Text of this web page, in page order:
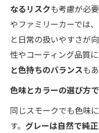
なるリスクも考慮が必
やファミリーカーでは
と日常の扱いやすさが
性やコーティング品質
と色持ちのバランスも
色味とカラーの選び方
同じスモークでも色味
す。 グレーは自然で純